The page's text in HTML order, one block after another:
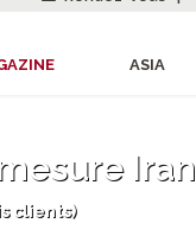
ASIA
Iran
clients)